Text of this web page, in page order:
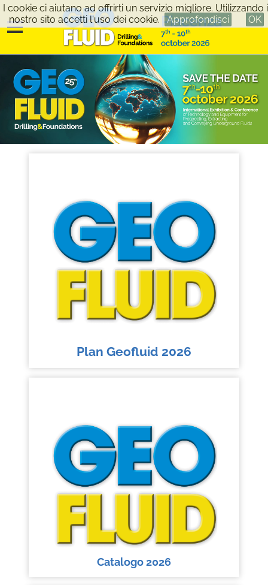
Plan Geofluid 2026
Catalogo 2026
I cookie ci aiutano ad offrirti un servizio migliore. Utilizzando
nostro sito accetti l'uso dei cookie.
Approfondisci OK